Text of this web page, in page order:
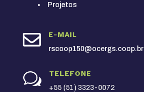
Projetos
 E-MAIL
rscoop150@ocergs.coop.br
w TELEFONE
+55 (51) 3323-0072